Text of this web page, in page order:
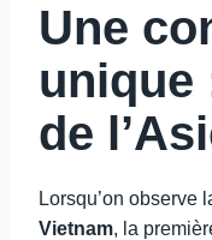
Une
unique
de
Lorsqu’on observe
Vietnam, la